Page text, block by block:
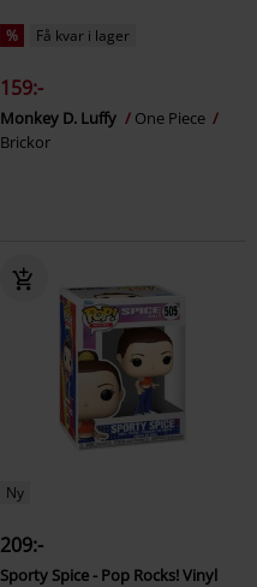
% Få kvar i lager
159:-
Monkey D. Luffy
One Piece
Brickor
Ny
209:-
Sporty Spice - Pop Rocks! Vinyl